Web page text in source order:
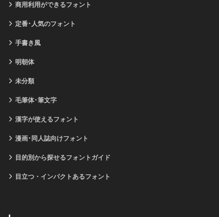
商用利用ができるフォント
定番･人気のフォント
手書き風
明朝体
未分類
毛筆体･筆文字
漢字が使えるフォント
漫画･同人誌向けフォント
目的別から探せるフォントガイド
目立つ・インパクトあるフォント